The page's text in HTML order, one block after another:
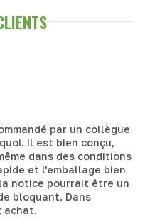
par un collègue
Il est bien conçu,
dans des conditions
et l'emballage bien
notice pourrait être un
bloquant. Dans
achat.